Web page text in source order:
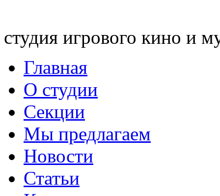
студия игрового кино и
Главная
О студии
Секции
Мы предлагаем
Новости
Статьи